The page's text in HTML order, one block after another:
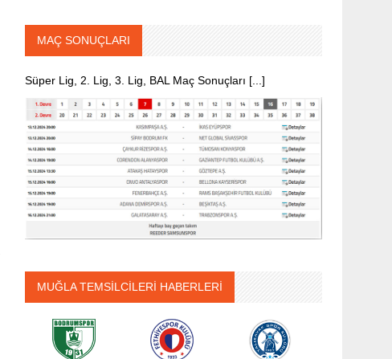
MAÇ SONUÇLARI
Süper Lig, 2. Lig, 3. Lig, BAL Maç Sonuçları [...]
MUĞLA TEMSİLCİLERİ HABERLERİ